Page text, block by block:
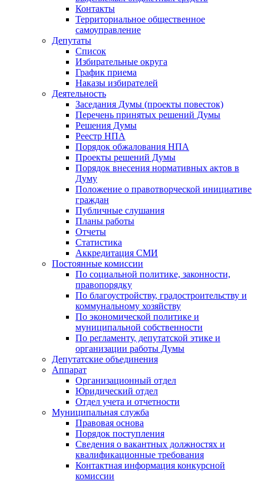
Контакты
Территориальное общественное
самоуправление
Депутаты
Список
Избирательные округа
График приема
Наказы избирателей
Деятельность
Заседания Думы (проекты повесток)
Перечень принятых решений Думы
Решения Думы
Реестр НПА
Порядок обжалования НПА
Проекты решений Думы
Порядок внесения нормативных актов в
Думу
Положение о правотворческой инициативе
граждан
Публичные слушания
Планы работы
Отчеты
Статистика
Аккредитация СМИ
Постоянные комиссии
По социальной политике, законности,
правопорядку
По благоустройству, градостроительству и
коммунальному хозяйству
По экономической политике и
муниципальной собственности
По регламенту, депутатской этике и
организации работы Думы
Депутатские объединения
Аппарат
Организационный отдел
Юридический отдел
Отдел учета и отчетности
Муниципальная служба
Правовая основа
Порядок поступления
Сведения о вакантных должностях и
квалификационные требования
Контактная информация конкурсной
комиссии